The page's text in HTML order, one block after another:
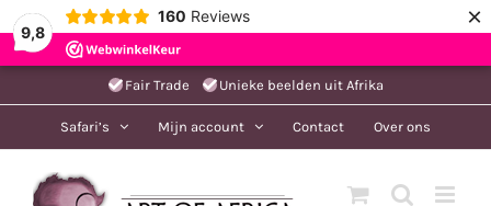
9,8
160 Reviews ×
naar
Fair Trade Unieke beelden uit Afrika
Safari’s Mijn account Contact Over ons